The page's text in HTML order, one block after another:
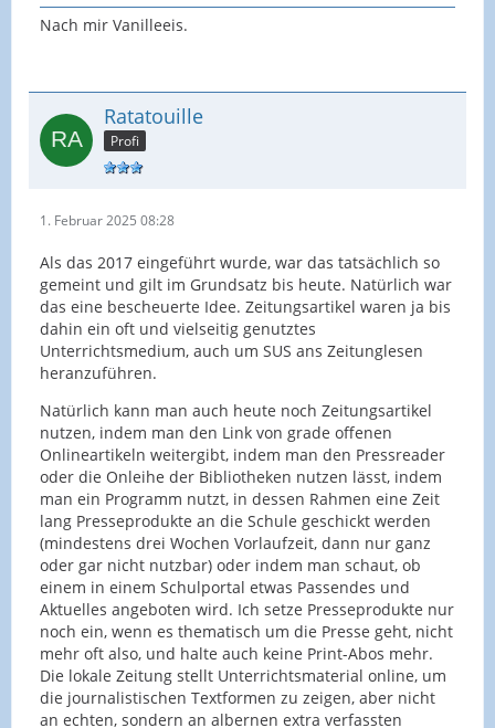
Nach mir Vanilleeis.
Ratatouille
Profi
1. Februar 2025 08:28
Als das 2017 eingeführt wurde, war das tatsächlich so
gemeint und gilt im Grundsatz bis heute. Natürlich war
das eine bescheuerte Idee. Zeitungsartikel waren ja bis
dahin ein oft und vielseitig genutztes
Unterrichtsmedium, auch um SUS ans Zeitunglesen
heranzuführen.
Natürlich kann man auch heute noch Zeitungsartikel
nutzen, indem man den Link von grade offenen
Onlineartikeln weitergibt, indem man den Pressreader
oder die Onleihe der Bibliotheken nutzen lässt, indem
man ein Programm nutzt, in dessen Rahmen eine Zeit
lang Presseprodukte an die Schule geschickt werden
(mindestens drei Wochen Vorlaufzeit, dann nur ganz
oder gar nicht nutzbar) oder indem man schaut, ob
einem in einem Schulportal etwas Passendes und
Aktuelles angeboten wird. Ich setze Presseprodukte nur
noch ein, wenn es thematisch um die Presse geht, nicht
mehr oft also, und halte auch keine Print-Abos mehr.
Die lokale Zeitung stellt Unterrichtsmaterial online, um
die journalistischen Textformen zu zeigen, aber nicht
an echten, sondern an albernen extra verfassten